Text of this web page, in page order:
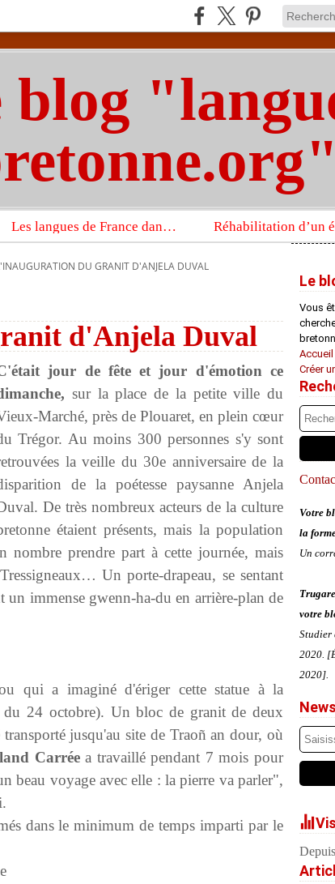
blog
Les langues de France dans un imposant ouvrage sur la langue française que publient les Presses universitaires d’Oxford
DU GRANIT D'ANJELA DUVAL
d'Anjela Duval
jour de fête et jour d'émotion ce
sur la place de la petite ville du
Marché, près de Plouaret, en plein cœur
Trégor. Au moins 300 personnes s'y sont
la veille du 30e anniversaire de la
de la poétesse paysanne Anjela
De très nombreux acteurs de la culture
étaient présents, mais la population
nombre prendre part à cette journée, mais
Un porte-drapeau, se sentant
immense gwenn-ha-du en arrière-plan de
qui a imaginé d'ériger cette statue à la
24 octobre). Un bloc de granit de deux
jusqu'au site de Traoñ an dour, où
Carréea travaillé pendant 7 mois pour
beau voyage avec elle : la pierre va parler",
dans le minimum de temps imparti par le
Le
Vous
Créer
Votre
la
Un
votre
Studier
2020.
2020].